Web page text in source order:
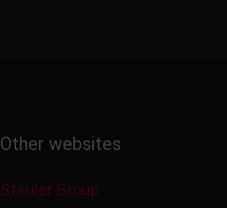
Other websites
Steuler Group